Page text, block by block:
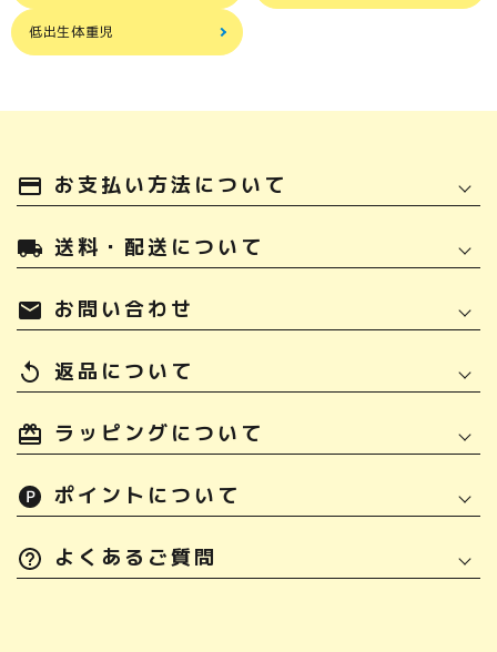
低出生体重児
payment お支払い方法について
local_shipping 送料・配送について
mail お問い合わせ
replay 返品について
ラッピングについて
ポイントについて
よくあるご質問